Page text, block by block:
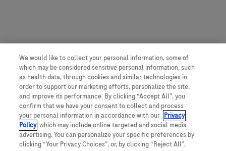
We would like to collect your personal information, some of
which may be considered sensitive personal information, such
as health data, through cookies and similar technologies in
order to support our marketing efforts, personalize the site,
and improve its performance. By clicking “Accept All”, you
confirm that we have your consent to collect and process
your personal information in accordance with our Privacy
Policy, which may include online targeted and social media
advertising. You can personalize your specific preferences by
clicking “Your Privacy Choices”, or, by clicking “Reject All”,